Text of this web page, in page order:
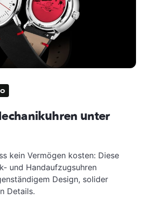
unter
kein Vermögen kosten: Diese
und Handaufzugsuhren
Design, solider
Details.